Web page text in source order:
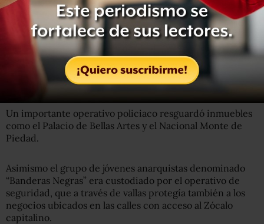
Un importante operativo policiaco resguardó inmuebles
como el Palacio de Bellas Artes y el Nacional Monte de
Piedad.
Asimismo el grupo de jóvenes anarquistas denominado
“Banderas Negras” era custodiado por el operativo de
seguridad, que a través de vallas protegía también a los
negocios ubicados en las calles con acceso al Zócalo
capitalino.